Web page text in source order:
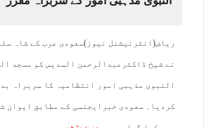
ریاض(انٹرنیشنل نیوز)سعودی عرب کے شاہ
نے شیخ ڈاکٹرعبدالرحمن السدیس کو مسجد
النبوی مذہبی امور انتظامیہ کا سربراہ
کردیا۔ سعودی خبرایجنسی کے مطابق ایوان